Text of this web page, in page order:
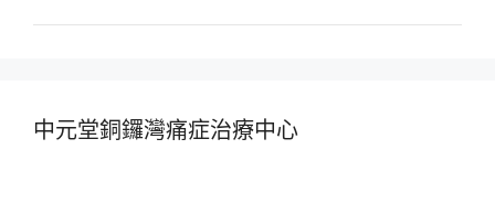
中元堂銅鑼灣痛症治療中心